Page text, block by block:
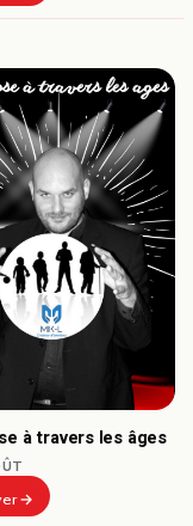
à travers les âges